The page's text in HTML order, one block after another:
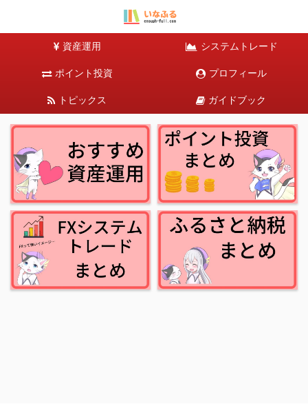
資産運用 システムトレード
ポイント投資 プロフィール
トピックス ガイドブック